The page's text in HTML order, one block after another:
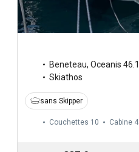
Beneteau, Oceanis 46.1
Skiathos
sans Skipper
Couchettes 10 Cabine 4